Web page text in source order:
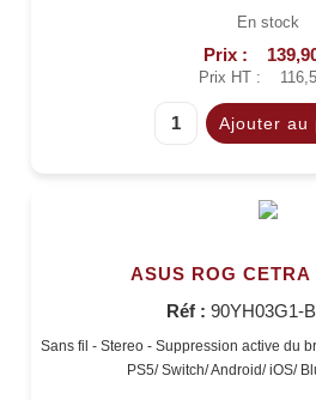
En stock
Prix :
Prix HT :
ASUS ROG CETRA
Réf : 90YH03G1-
Sans fil - Stereo - Suppression active du
PS5/ Switch/ Android/ iOS/